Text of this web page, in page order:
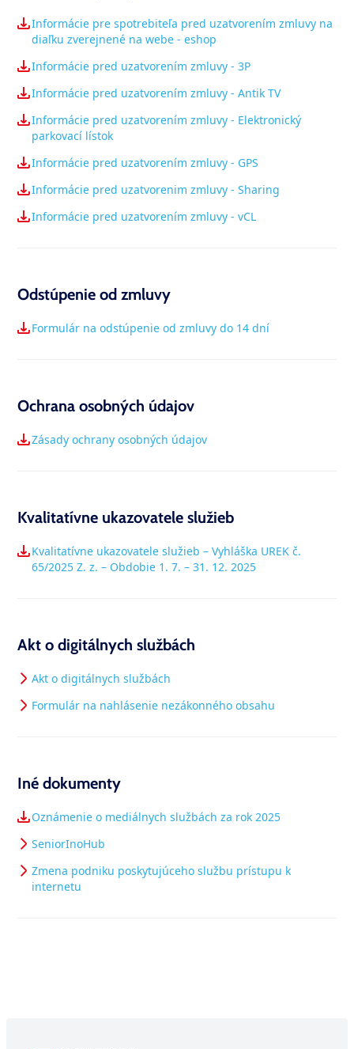
Informácie pre spotrebiteľa pred uzatvorením zmluvy na
diaľku zverejnené na webe - eshop
Informácie pred uzatvorením zmluvy - 3P
Informácie pred uzatvorením zmluvy - Antik TV
Informácie pred uzatvorením zmluvy - Elektronický
parkovací lístok
Informácie pred uzatvorením zmluvy - GPS
Informácie pred uzatvorenim zmluvy - Sharing
Informácie pred uzatvorením zmluvy - vCL
Odstúpenie od zmluvy
Formulár na odstúpenie od zmluvy do 14 dní
Ochrana osobných údajov
Zásady ochrany osobných údajov
Kvalitatívne ukazovatele služieb
Kvalitatívne ukazovatele služieb – Vyhláška UREK č.
65/2025 Z. z. – Obdobie 1. 7. – 31. 12. 2025
Akt o digitálnych službách
Akt o digitálnych službách
Formulár na nahlásenie nezákonného obsahu
Iné dokumenty
Oznámenie o mediálnych službách za rok 2025
SeniorInoHub
Zmena podniku poskytujúceho službu prístupu k
internetu